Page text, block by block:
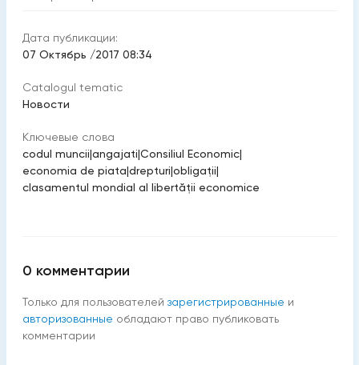
Дата публикации:
07 Октябрь /2017 08:34
Catalogul tematic
Новости
Ключевые слова
codul muncii|angajati|Consiliul Economic|
economia de piata|drepturi|obligaţii|
clasamentul mondial al libertăţii economice
0 комментарии
Только для пользователей зарегистрированные и
авторизованные обладают право публиковать
комментарии